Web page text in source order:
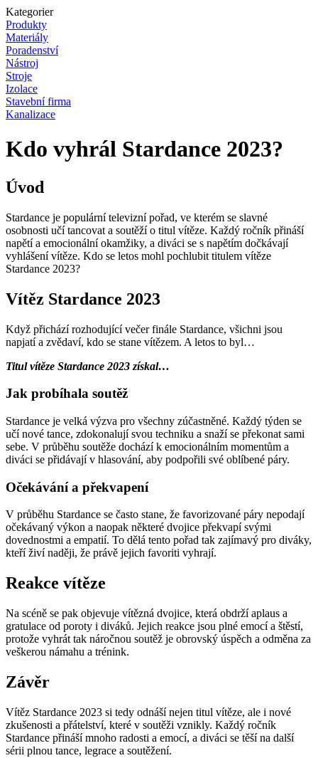
Kategorier
Produkty
Materiály
Poradenství
Nástroj
Stroje
Izolace
Stavební firma
Kanalizace
Kdo vyhrál Stardance 2023?
Úvod
Stardance je populární televizní pořad, ve kterém se slavné
osobnosti učí tancovat a soutěží o titul vítěze. Každý ročník přináší
napětí a emocionální okamžiky, a diváci se s napětím dočkávají
vyhlášení vítěze. Kdo se letos mohl pochlubit titulem vítěze
Stardance 2023?
Vítěz Stardance 2023
Když přichází rozhodující večer finále Stardance, všichni jsou
napjatí a zvědaví, kdo se stane vítězem. A letos to byl…
Titul vítěze Stardance 2023 získal…
Jak probíhala soutěž
Stardance je velká výzva pro všechny zúčastněné. Každý týden se
učí nové tance, zdokonalují svou techniku a snaží se překonat sami
sebe. V průběhu soutěže dochází k emocionálním momentům a
diváci se přidávají v hlasování, aby podpořili své oblíbené páry.
Očekávání a překvapení
V průběhu Stardance se často stane, že favorizované páry nepodají
očekávaný výkon a naopak některé dvojice překvapí svými
dovednostmi a empatií. To dělá tento pořad tak zajímavý pro diváky,
kteří živí naději, že právě jejich favoriti vyhrají.
Reakce vítěze
Na scéně se pak objevuje vítězná dvojice, která obdrží aplaus a
gratulace od poroty i diváků. Jejich reakce jsou plné emocí a štěstí,
protože vyhrát tak náročnou soutěž je obrovský úspěch a odměna za
veškerou námahu a trénink.
Závěr
Vítěz Stardance 2023 si tedy odnáší nejen titul vítěze, ale i nové
zkušenosti a přátelství, které v soutěži vznikly. Každý ročník
Stardance přináší mnoho radosti a emocí, a diváci se těší na další
sérii plnou tance, legrace a soutěžení.